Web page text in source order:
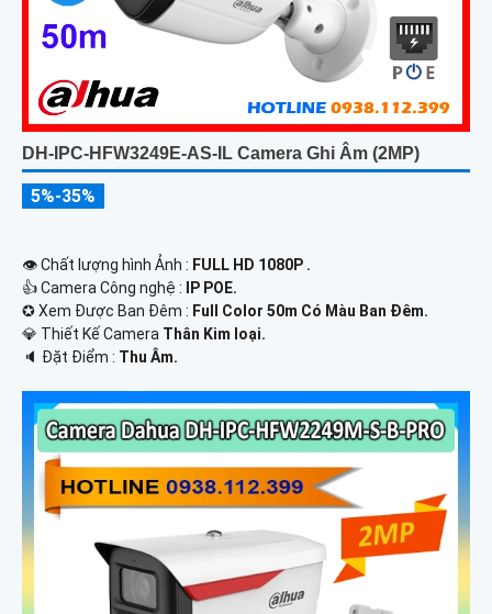
DH-IPC-HFW3249E-AS-IL Camera Ghi Âm (2MP)
5%-35%
👁 Chất lượng hình Ảnh : FULL HD 1080P .
👍 Camera Công nghệ :
IP POE.
✪ Xem Được Ban Đêm : Full Color 50m Có Màu Ban Ðêm.
💎 Thiết Kế Camera Thân Kim loại.
️🔈 Đặt Điểm : Thu Âm.